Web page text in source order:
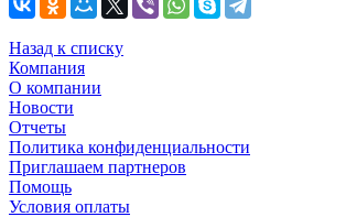
Назад к списку
Компания
О компании
Новости
Отчеты
Политика конфиденциальности
Приглашаем партнеров
Помощь
Условия оплаты